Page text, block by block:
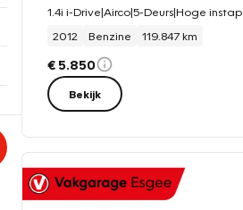
1.4i i-Drive|Airco|5-Deurs|Hoge instap
2012
Benzine 119.847 km
€ 5.850
Bekijk